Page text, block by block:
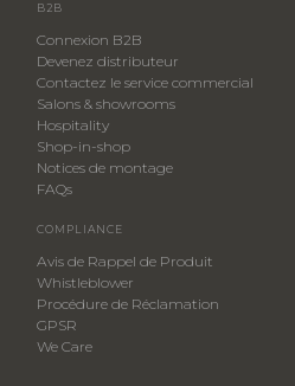
B2B
Connexion B2B
Devenez distributeur
Contactez le service commercial
Salons & showrooms
Hospitality
​Shop-in-shop
Notices de montage
FAQs
COMPLIANCE
Avis de Rappel de Produit
Whistleblower
​Procédure de Réclamation
GPSR
We Care